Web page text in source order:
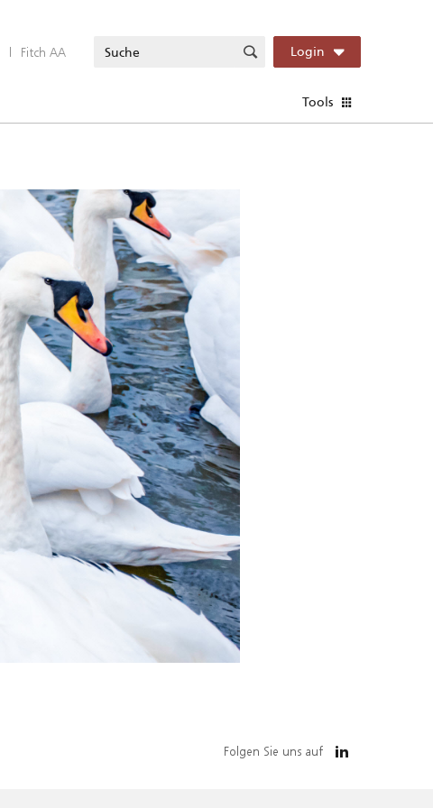
| Fitch AA Login
Tools
Folgen Sie uns auf